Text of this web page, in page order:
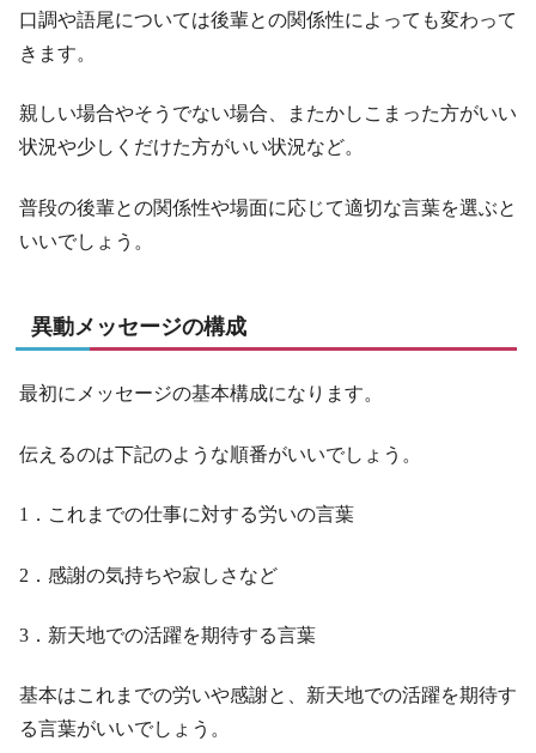
口調や語尾については後輩との関係性によっても変わって
きます。
親しい場合やそうでない場合、またかしこまった方がいい
状況や少しくだけた方がいい状況など。
普段の後輩との関係性や場面に応じて適切な言葉を選ぶと
いいでしょう。
異動メッセージの構成
最初にメッセージの基本構成になります。
伝えるのは下記のような順番がいいでしょう。
1．これまでの仕事に対する労いの言葉
2．感謝の気持ちや寂しさなど
3．新天地での活躍を期待する言葉
基本はこれまでの労いや感謝と、新天地での活躍を期待す
る言葉がいいでしょう。